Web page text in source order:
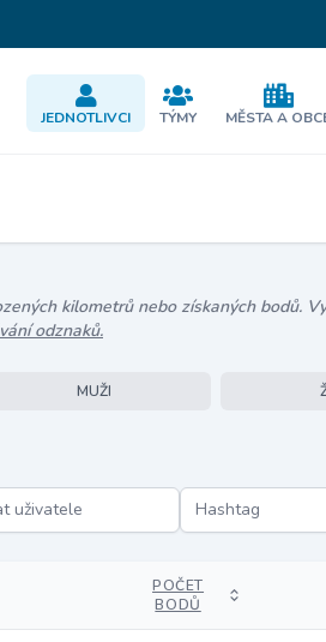
JEDNOTLIVCI TÝMY MĚSTA A
kilometrů nebo získaných bodů.
odznaků.
MUŽI
Hashtag
POČET
BODŮ